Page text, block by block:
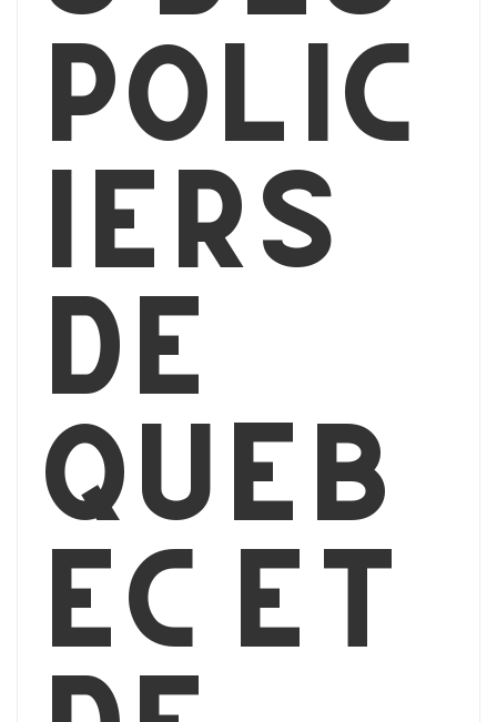
polic
iers
de
Québ
ec et